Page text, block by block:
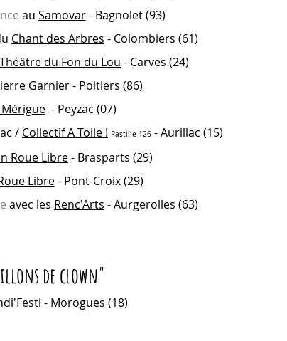
au Samovar- Bagnolet (93)
Chant des Arbres - Colombiers (61)
Théâtre du Fon du Lou - Carves (24)
Garnier- Poitiers (86)
Mérigue - Peyzac (07)
/ Collectif A Toile ! Pastille 126 - Aurillac (15)
Roue Libre- Brasparts (29)
Libre- Pont-Croix (29)
avec les Renc'Arts - Aurgerolles (63)
de clown"
- Morogues (18)